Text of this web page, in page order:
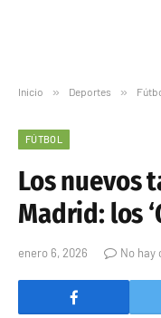
Inicio » Deportes »
FÚTBOL
Los nuevos
Madrid: los
enero 6, 2026 No hay